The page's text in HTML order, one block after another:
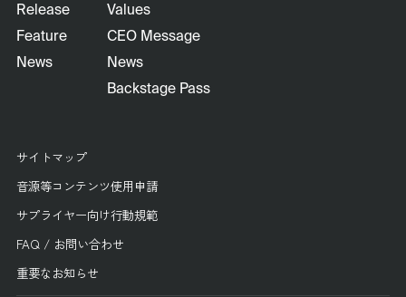
Release
Feature
News
Values
CEO Message
News
Backstage Pass
サイトマップ
音源等コンテンツ使用申請
サプライヤー向け行動規範
FAQ / お問い合わせ
重要なお知らせ